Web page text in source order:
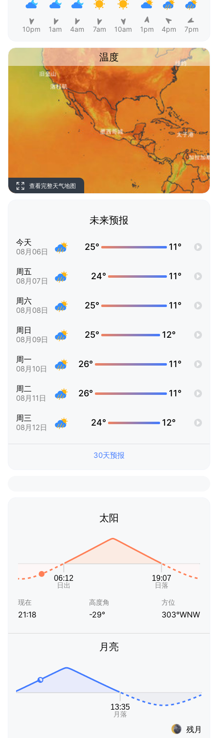
10pm 1am 4am 7am 10am 1pm 4pm 7pm
温度
查看完整天气地图
未来预报
今天
08月06日 25° 11°
周五
08月07日 24° 11°
周六
08月08日 25° 11°
周日
08月09日 25° 12°
周一
08月10日 26° 11°
周二
08月11日 26° 11°
周三
08月12日 24° 12°
30天预报
太阳
现在
21:18
高度角
-29°
方位
303°WNW
月亮
残月